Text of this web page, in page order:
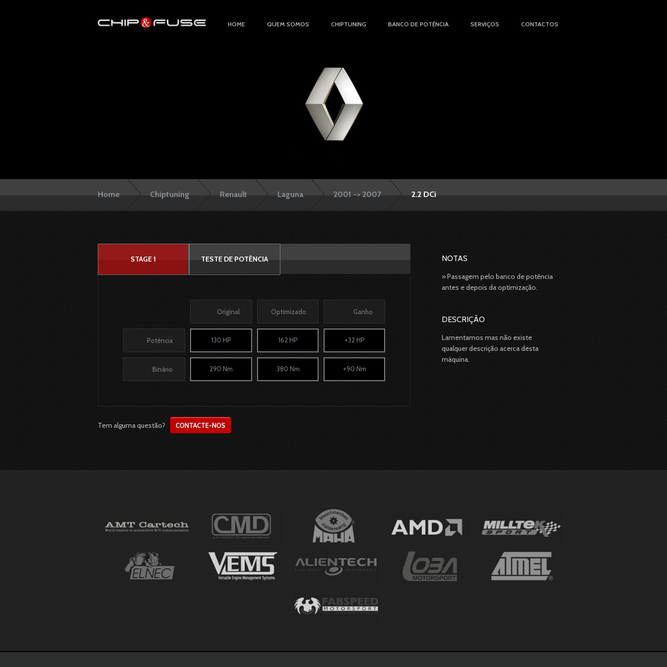
HOME QUEM SOMOS CHIPTUNING BANCO DE POTÊNCIA SERVIÇOS CONTACTOS
Home Chiptuning Renault Laguna 2001 -> 2007 2.2 DCi
STAGE 1 TESTE DE POTÊNCIA
Original Optimizado Ganho
Potência 130 HP 162 HP +32 HP
Binário 290 Nm 380 Nm +90 Nm
Tem alguma questão? CONTACTE-NOS
NOTAS
» Passagem pelo banco de potência
antes e depois da optimização.
DESCRIÇÃO
Lamentamos mas não existe
qualquer descrição acerca desta
máquina.